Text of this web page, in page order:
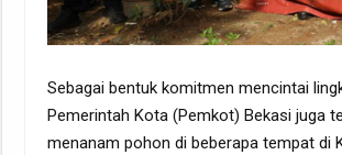
Sebagai bentuk komitmen mencintai
Pemerintah Kota (Pemkot) Bekasi juga
menanam pohon di beberapa tempat di